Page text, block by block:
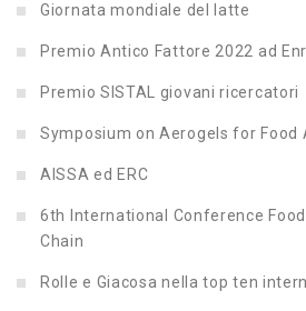
Giornata mondiale del latte
Premio Antico Fattore 2022 ad
Premio SISTAL giovani ricercatori
Symposium on Aerogels for Food
AISSA ed ERC
6th International Conference
Chain
Rolle e Giacosa nella top ten